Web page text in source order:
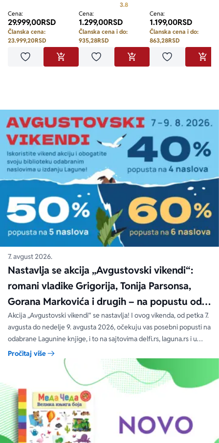
Cena:
29.999,00RSD
Članska cena:
23.999,20RSD
Dodaj u omiljeneDODAJ U KORPU
3.8Prosecna ocena je 3.8 od 5
Cena:
1.299,00RSD
Članska cena i do:
935,28RSD
Dodaj u omiljeneDODAJ U KORPU
Cena:
1.199,00RSD
Članska cena i do:
863,28RSD
Dodaj u
7. avgust 2026.
Nastavlja se akcija „Avgustovski vikendi“:
romani vladike Grigorija, Tonija Parsonsa,
Gorana Markovića i drugih – na popustu od
čak 40, 50 i 60%
Akcija „Avgustovski vikendi“ se nastavlja! I ovog vikenda, od petka 7.
avgusta do nedelje 9. avgusta 2026, očekuju vas posebni popusti na
odabrane Lagunine knjige, i to na sajtovima delfi.rs, laguna.rs i u
svim Delfi knjižarama.
Pročitaj više